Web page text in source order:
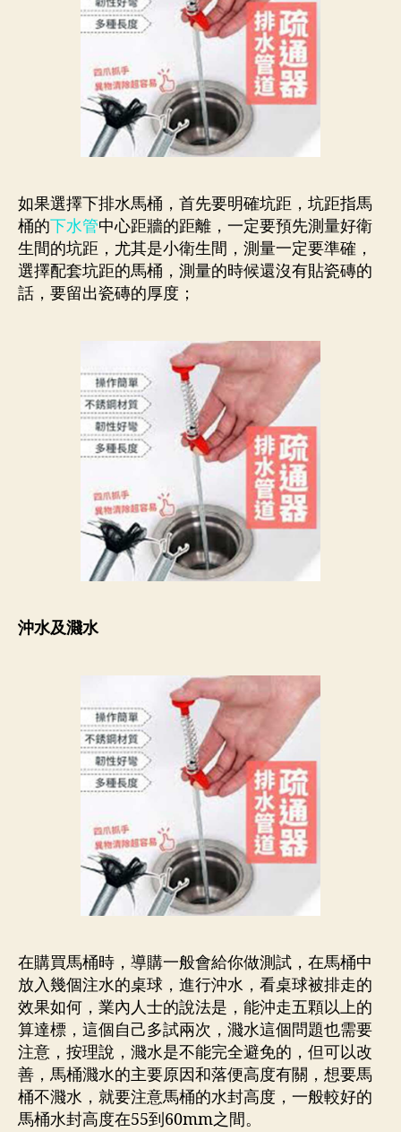
如果選擇下排水馬桶，首先要明確坑距，坑距指馬
桶的下水管中心距牆的距離，一定要預先測量好衛
生間的坑距，尤其是小衛生間，測量一定要準確，
選擇配套坑距的馬桶，測量的時候還沒有貼瓷磚的
話，要留出瓷磚的厚度；
沖水及濺水
在購買馬桶時，導購一般會給你做測試，在馬桶中
放入幾個注水的桌球，進行沖水，看桌球被排走的
效果如何，業內人士的說法是，能沖走五顆以上的
算達標，這個自己多試兩次，濺水這個問題也需要
注意，按理說，濺水是不能完全避免的，但可以改
善，馬桶濺水的主要原因和落便高度有關，想要馬
桶不濺水，就要注意馬桶的水封高度，一般較好的
馬桶水封高度在55到60mm之間。